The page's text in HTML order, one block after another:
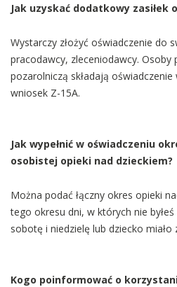
Jak uzyskać dodatkowy zasiłek
Wystarczy złożyć oświadczenie do
pracodawcy, zleceniodawcy. Osoby
pozarolniczą składają
wniosek Z-15A.
Jak wypełnić w oświadczeniu
osobistej opieki nad dzieckiem?
Można podać łączny okres opieki
tego okresu dni, w których nie
sobotę i niedzielę lub dziecko miało
Kogo poinformować o